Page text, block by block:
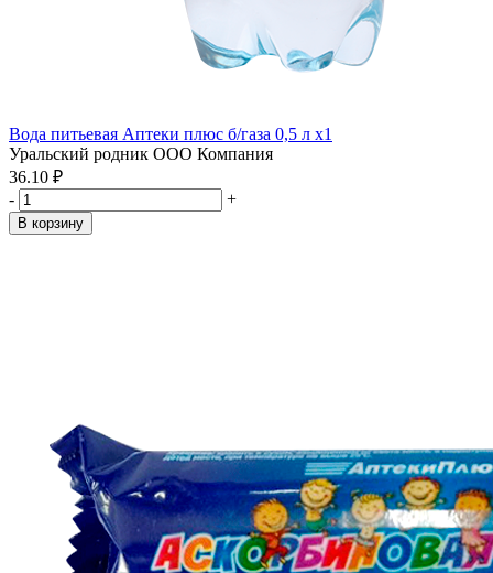
Вода питьевая Аптеки плюс б/газа 0,5 л x1
Уральский родник ООО Компания
36.10 ₽
-
+
В корзину